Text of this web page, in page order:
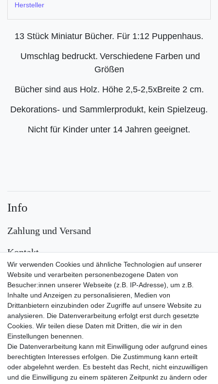
Hersteller
13 Stück Miniatur Bücher. Für 1:12 Puppenhaus.
Umschlag bedruckt. Verschiedene Farben und
Größen
Bücher sind aus Holz. Höhe 2,5-2,5xBreite 2 cm.
Dekorations- und Sammlerprodukt, kein Spielzeug.
Nicht für Kinder unter 14 Jahren geeignet.
Wir verwenden Cookies und ähnliche Technologien auf unserer
Website und verarbeiten personenbezogene Daten von
Besucher:innen unserer Webseite (z.B. IP-Adresse), um z.B.
Inhalte und Anzeigen zu personalisieren, Medien von
Drittanbietern einzubinden oder Zugriffe auf unsere Website zu
analysieren. Die Datenverarbeitung erfolgt erst durch gesetzte
Cookies. Wir teilen diese Daten mit Dritten, die wir in den
Einstellungen benennen.
Die Datenverarbeitung kann mit Einwilligung oder aufgrund eines
berechtigten Interesses erfolgen. Die Zustimmung kann erteilt
oder abgelehnt werden. Es besteht das Recht, nicht einzuwilligen
und die Einwilligung zu einem späteren Zeitpunkt zu ändern oder
Info
Zahlung und Versand
Kontakt
Versand
Zahlungsarten